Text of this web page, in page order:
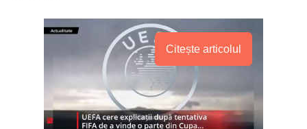
Citește articolul